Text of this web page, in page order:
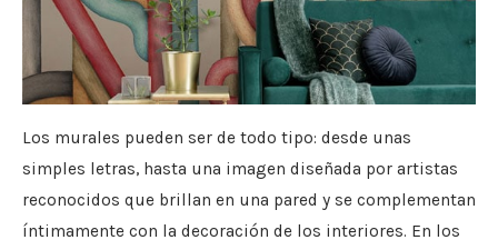
Los murales pueden ser de todo tipo: desde unas
simples letras, hasta una imagen diseñada por artistas
reconocidos que brillan en una pared y se complementan
íntimamente con la decoración de los interiores. En los